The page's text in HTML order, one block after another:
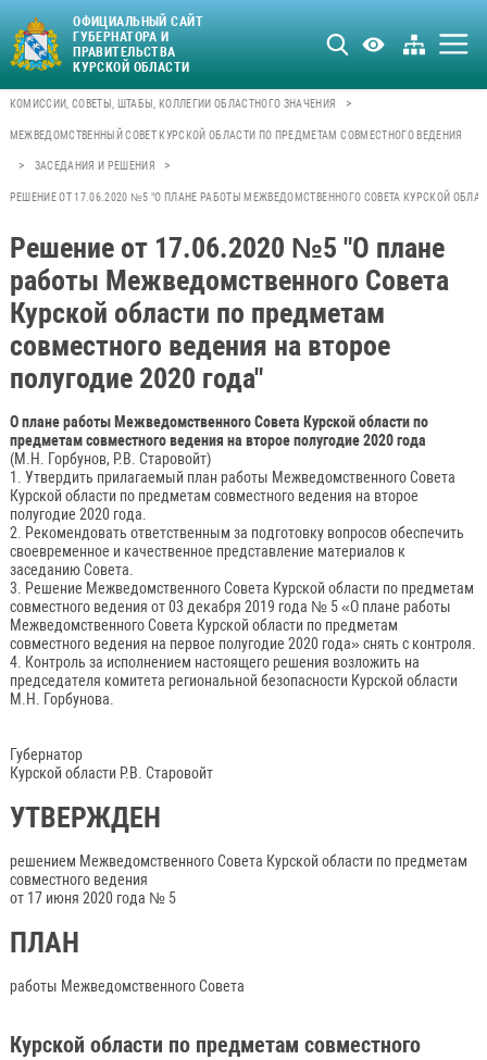
ОФИЦИАЛЬНЫЙ САЙТ
ГУБЕРНАТОРА И
ПРАВИТЕЛЬСТВА
КУРСКОЙ ОБЛАСТИ
КОМИССИИ, СОВЕТЫ, ШТАБЫ, КОЛЛЕГИИ ОБЛАСТНОГО ЗНАЧЕНИЯ >
МЕЖВЕДОМСТВЕННЫЙ СОВЕТ КУРСКОЙ ОБЛАСТИ ПО ПРЕДМЕТАМ СОВМЕСТНОГО ВЕДЕНИЯ
> ЗАСЕДАНИЯ И РЕШЕНИЯ >
РЕШЕНИЕ ОТ 17.06.2020 №5 "О ПЛАНЕ РАБОТЫ МЕЖВЕДОМСТВЕННОГО СОВЕТА КУРСКОЙ
Решение от 17.06.2020 №5 "О плане
работы Межведомственного Совета
Курской области по предметам
совместного ведения на второе
полугодие 2020 года"
О плане работы Межведомственного Совета Курской области по
предметам совместного ведения на второе полугодие 2020 года
(М.Н. Горбунов, Р.В. Старовойт)
1. Утвердить прилагаемый план работы Межведомственного Совета
Курской области по предметам совместного ведения на второе
полугодие 2020 года.
2. Рекомендовать ответственным за подготовку вопросов обеспечить
своевременное и качественное представление материалов к
заседанию Совета.
3. Решение Межведомственного Совета Курской области по предметам
совместного ведения от 03 декабря 2019 года № 5 «О плане работы
Межведомственного Совета Курской области по предметам
совместного ведения на первое полугодие 2020 года» снять с контроля.
4. Контроль за исполнением настоящего решения возложить на
председателя комитета региональной безопасности Курской области
М.Н. Горбунова.
Губернатор
Курской области Р.В. Старовойт
УТВЕРЖДЕН
решением Межведомственного Совета Курской области по предметам
совместного ведения
от 17 июня 2020 года № 5
ПЛАН
работы Межведомственного Совета
Курской области по предметам совместного